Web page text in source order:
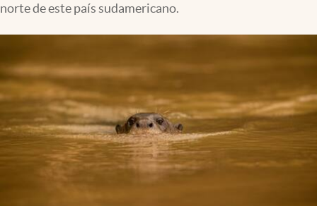
norte de este país sudamericano.